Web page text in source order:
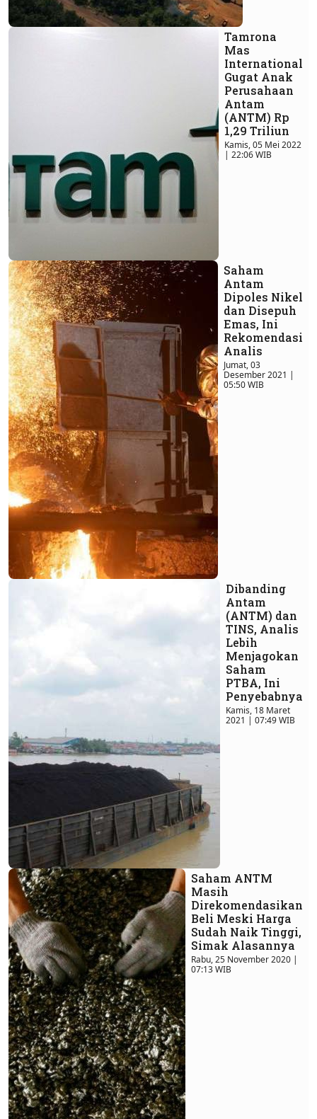
Tamrona
Mas
International
Gugat Anak
Perusahaan
Antam
(ANTM) Rp
1,29 Triliun
Kamis, 05 Mei 2022
| 22:06 WIB
Saham
Antam
Dipoles Nikel
dan Disepuh
Emas, Ini
Rekomendasi
Analis
Jumat, 03
Desember 2021 |
05:50 WIB
Dibanding
Antam
(ANTM) dan
TINS, Analis
Lebih
Menjagokan
Saham
PTBA, Ini
Penyebabnya
Kamis, 18 Maret
2021 | 07:49 WIB
Saham ANTM
Masih
Direkomendasikan
Beli Meski Harga
Sudah Naik Tinggi,
Simak Alasannya
Rabu, 25 November 2020 |
07:13 WIB